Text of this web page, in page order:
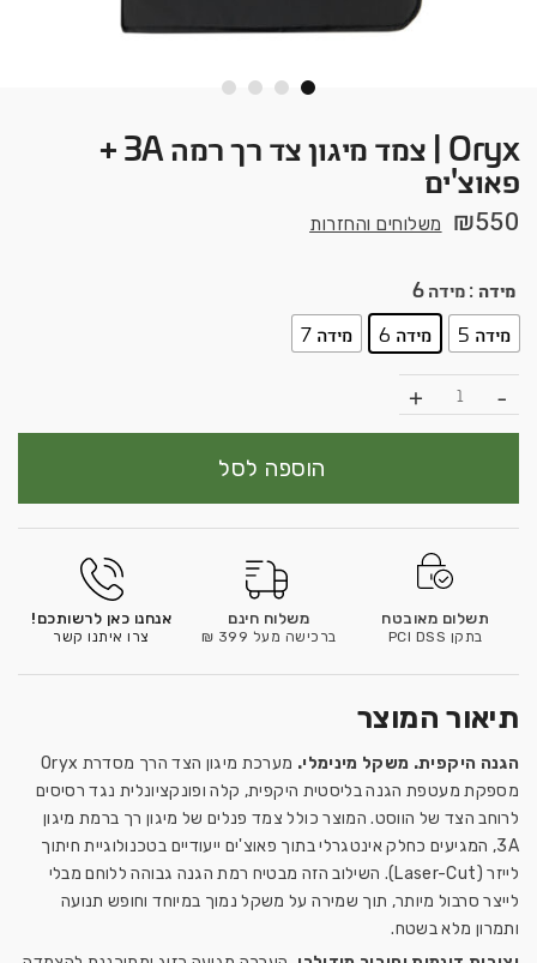
Oryx | צמד מיגון צד רך רמה 3A +
פאוצ'ים
₪550 משלוחים והחזרות
מידה: מידה 6
מידה 5
מידה 6 מידה 7
כמות
הוספה לסל
תשלום מאובטח
בתקן PCI DSS
משלוח חינם
ברכישה מעל 399 ₪
אנחנו כאן לרשותכם!
צרו איתנו קשר
תיאור המוצר
הגנה היקפית. משקל מינימלי.
מערכת מיגון הצד הרך מסדרת Oryx
מספקת מעטפת הגנה בליסטית היקפית, קלה ופונקציונלית נגד רסיסים
לרוחב הצד של הווסט. המוצר כולל צמד פנלים של מיגון רך ברמת מיגון
3A, המגיעים כחלק אינטגרלי בתוך פאוצ'ים ייעודיים בטכנולוגיית חיתוך
לייזר (Laser-Cut). השילוב הזה מבטיח רמת הגנה גבוהה ללוחם מבלי
לייצר סרבול מיותר, תוך שמירה על משקל נמוך במיוחד וחופש תנועה
ותמרון מלא בשטח.